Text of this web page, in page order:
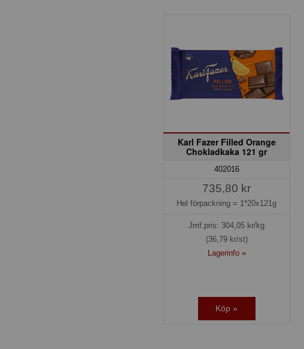
Karl Fazer Filled Orange
Chokladkaka 121 gr
402016
735,80 kr
Hel förpackning = 1*20x121g
Jmf.pris: 304,05 kr/kg
(36,79 kr/st)
Lagerinfo »
Köp »